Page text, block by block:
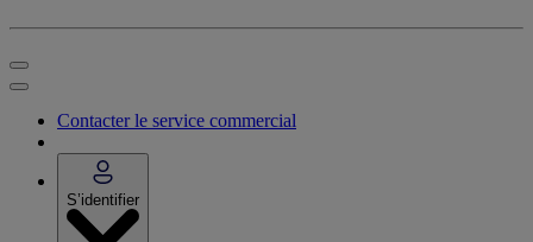
Contacter le service commercial
S’identifier